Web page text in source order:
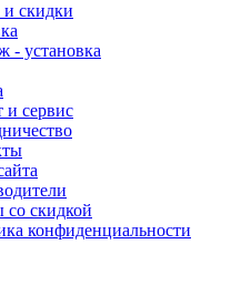
скидки
- установка
и сервис
со скидкой
конфиденциальности